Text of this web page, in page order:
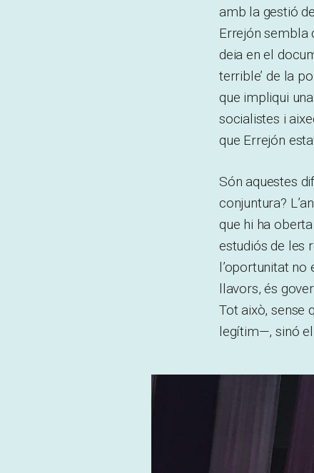
amb la gestió
Errejón sembla
deia en el
terrible’ de la
que impliqui
socialistes i
que Errejón
Són aquestes
conjuntura?
que hi ha
estudiós de les
l’oportunitat no
llavors, és
Tot això, sense
legítim—, sinó el